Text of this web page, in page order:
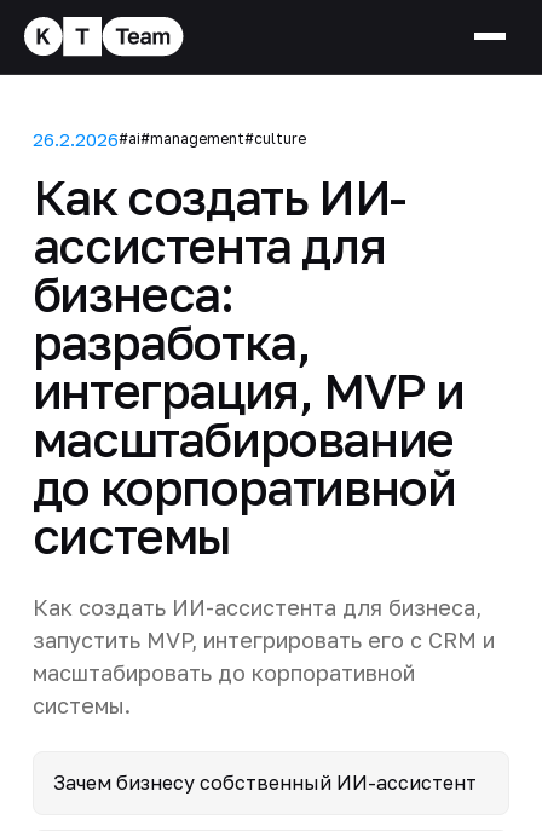
26.2.2026#ai#management#culture
Как создать ИИ-
ассистента для
бизнеса:
разработка,
интеграция, MVP и
масштабирование
до корпоративной
системы
Как создать ИИ-ассистента для бизнеса,
запустить MVP, интегрировать его с CRM и
масштабировать до корпоративной
системы.
Зачем бизнесу собственный ИИ-ассистент